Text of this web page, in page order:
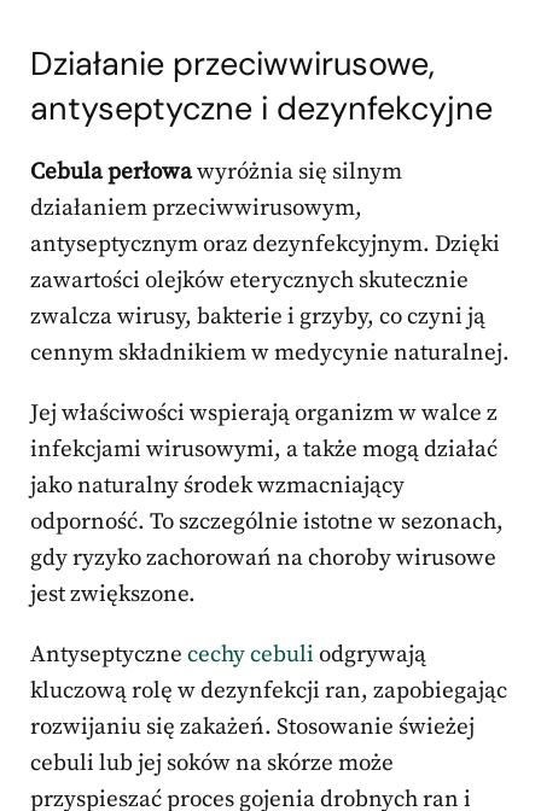
Działanie przeciwwirusowe,
antyseptyczne i dezynfekcyjne
Cebula perłowawyróżnia się silnym
działaniem przeciwwirusowym,
antyseptycznym oraz dezynfekcyjnym. Dzięki
zawartości olejków eterycznych skutecznie
zwalcza wirusy, bakterie i grzyby, co czyni ją
cennym składnikiem w medycynie naturalnej.
Jej właściwości wspierają organizm w walce z
infekcjami wirusowymi, a także mogą działać
jako naturalny środek wzmacniający
odporność. To szczególnie istotne w sezonach,
gdy ryzyko zachorowań na choroby wirusowe
jest zwiększone.
Antyseptyczne cechy cebuli odgrywają
kluczową rolę w dezynfekcji ran, zapobiegając
rozwijaniu się zakażeń. Stosowanie świeżej
cebuli lub jej soków na skórze może
przyspieszać proces gojenia drobnych ran i